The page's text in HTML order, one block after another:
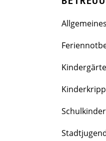
Allgemeines
Schulkinder